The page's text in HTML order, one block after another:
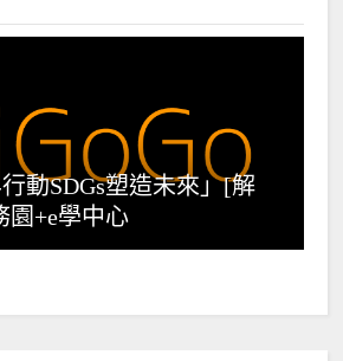
動SDGs塑造未來」[解
園+e學中心